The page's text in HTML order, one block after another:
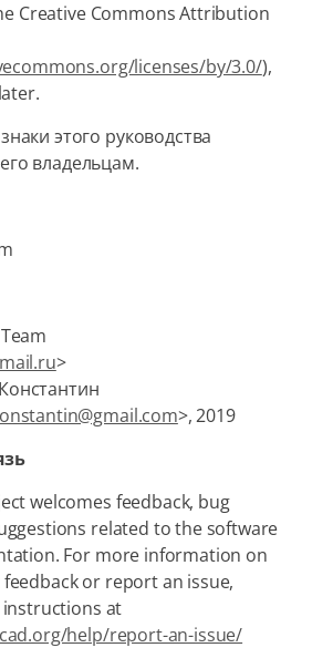
Creative Commons Attribution
licenses/by/3.0/),
этого руководства
владельцам.
>
>, 2019
welcomes feedback, bug
related to the software
For more information on
or report an issue,
instructions at
help/report-an-issue/